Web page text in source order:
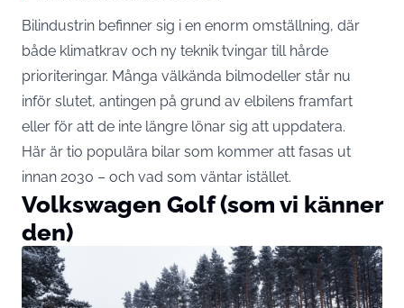
Bilindustrin befinner sig i en enorm omställning, där
både klimatkrav och ny teknik tvingar till hårde
prioriteringar. Många välkända bilmodeller står nu
inför slutet, antingen på grund av elbilens framfart
eller för att de inte längre lönar sig att uppdatera.
Här är tio populära bilar som kommer att fasas ut
innan 2030 – och vad som väntar istället.
Volkswagen Golf (som vi känner
den)